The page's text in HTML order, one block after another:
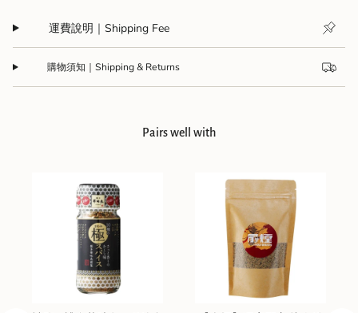
運費說明｜Shipping Fee
購物須知｜Shipping & Returns
Pairs well with